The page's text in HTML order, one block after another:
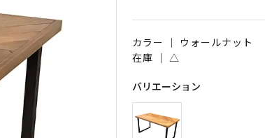
カラー ｜ ウォールナット
在庫 ｜△
バリエーション